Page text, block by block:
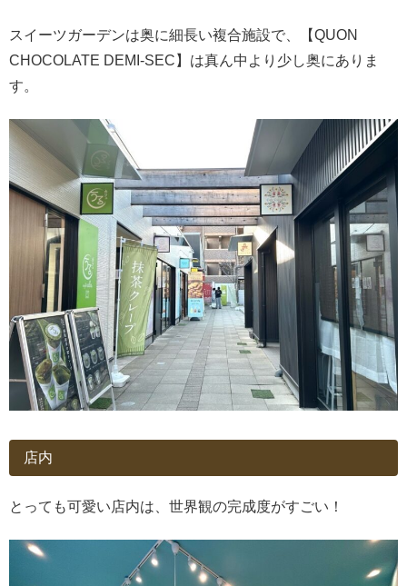
スイーツガーデンは奥に細長い複合施設で、【QUON
CHOCOLATE DEMI-SEC】は真ん中より少し奥にありま
す。
店内
とっても可愛い店内は、世界観の完成度がすごい！